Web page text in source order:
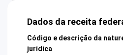
Dados da receita
Código e descrição da
jurídica